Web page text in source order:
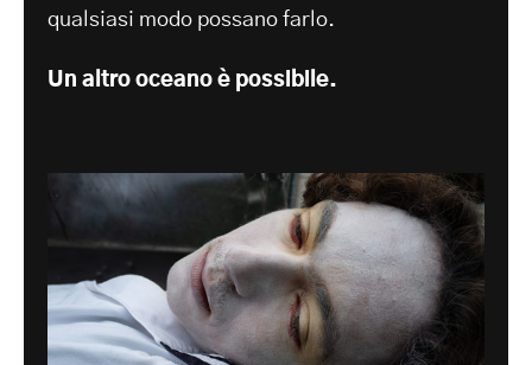
qualsiasi modo possano farlo.
Un altro oceano è possibile.